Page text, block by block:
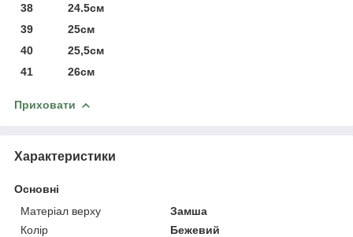
38 24.5см
39 25см
40 25,5см
41 26см
Приховати
Характеристики
Основні
Матеріал верху
Замша
Колір
Бежевий